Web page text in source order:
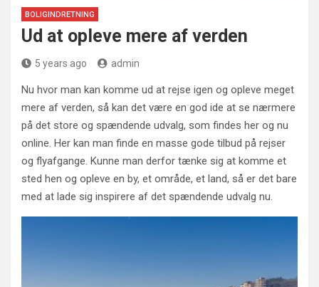
BOLIGINDRETNING
Ud at opleve mere af verden
5 years ago admin
Nu hvor man kan komme ud at rejse igen og opleve meget
mere af verden, så kan det være en god ide at se nærmere
på det store og spændende udvalg, som findes her og nu
online. Her kan man finde en masse gode tilbud på rejser
og flyafgange. Kunne man derfor tænke sig at komme et
sted hen og opleve en by, et område, et land, så er det bare
med at lade sig inspirere af det spændende udvalg nu.